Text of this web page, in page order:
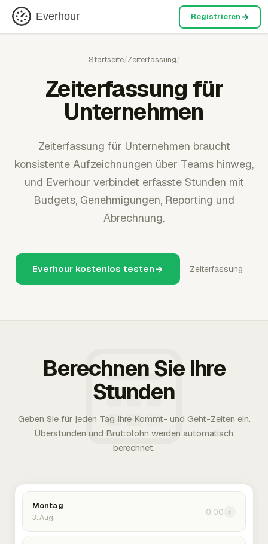
Everhour Registrieren
Startseite/Zeiterfassung/
Zeiterfassung für
Unternehmen
Zeiterfassung für Unternehmen braucht
konsistente Aufzeichnungen über Teams hinweg,
und Everhour verbindet erfasste Stunden mit
Budgets, Genehmigungen, Reporting und
Abrechnung.
Everhour kostenlos testen Zeiterfassung
Berechnen Sie Ihre
Stunden
Geben Sie für jeden Tag Ihre Kommt- und Geht-Zeiten ein.
Überstunden und Bruttolohn werden automatisch
berechnet.
Montag
3. Aug.
0:00 ›